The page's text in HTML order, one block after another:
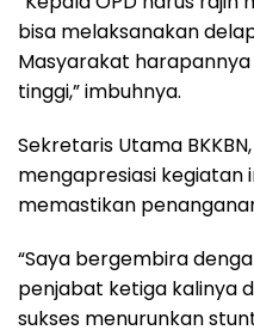
bisa melaksanakan
Masyarakat
tinggi,” imbuhnya.
Sekretaris Utama
mengapresiasi kegiatan
memastikan
“Saya bergembira
penjabat ketiga kalinya
sukses menurunkan